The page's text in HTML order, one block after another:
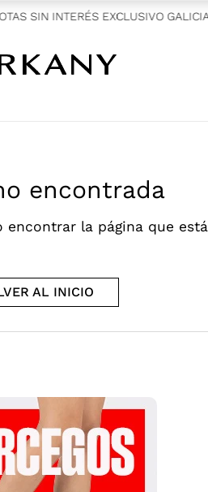
SIN INTERÉS EXCLUSIVO GALICIA
encontrada
encontrar la página que
AL INICIO